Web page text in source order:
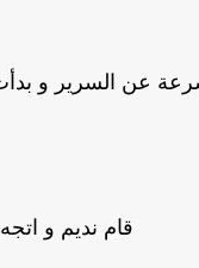
عن السرير و
قام نديم و